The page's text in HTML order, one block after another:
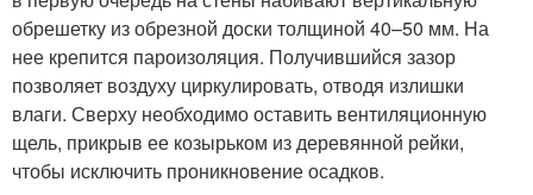
обрешетку из обрезной доски толщиной 40–50 мм. На
нее крепится пароизоляция. Получившийся зазор
позволяет воздуху циркулировать, отводя излишки
влаги. Сверху необходимо оставить вентиляционную
щель, прикрыв ее козырьком из деревянной рейки,
чтобы исключить проникновение осадков.